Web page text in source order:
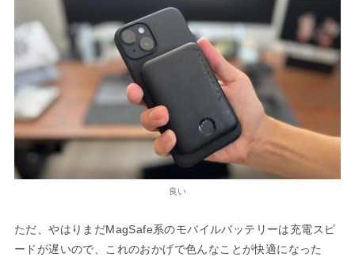
良い
ただ、やはりまだMagSafe系のモバイルバッテリーは充電スピ
ードが遅いので、これのおかげで色んなことが快適になった